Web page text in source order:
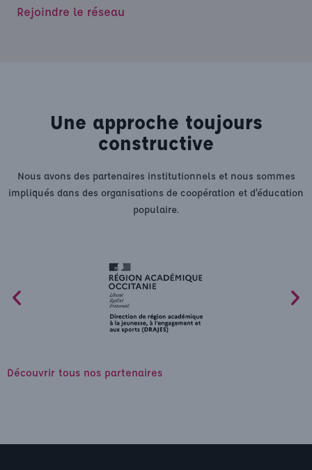
Rejoindre le réseau
Une approche toujours
constructive
Nous avons des partenaires institutionnels et nous sommes
impliqués dans des organisations de coopération et d’éducation
populaire.
Découvrir tous nos partenaires